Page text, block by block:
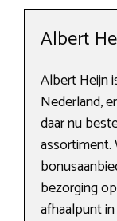
Albert
Albert Heijn
Nederland,
daar nu
bezorging
afhaalpunt